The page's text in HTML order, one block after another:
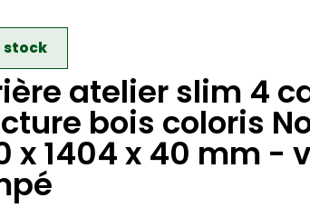
stock
atelier slim 4
bois coloris
x 1404 x 40 mm -